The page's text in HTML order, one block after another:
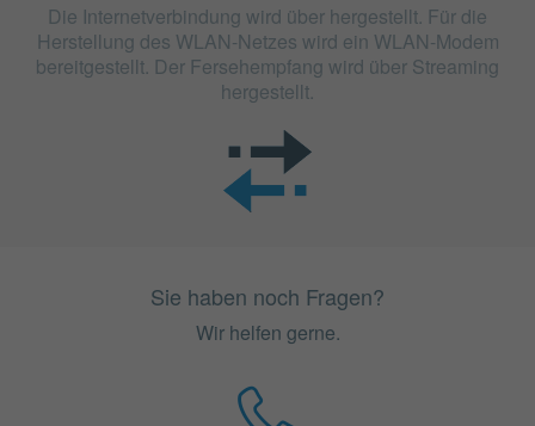
Die Internetverbindung wird über hergestellt. Für die
Herstellung des WLAN-Netzes wird ein WLAN-Modem
bereitgestellt. Der Fersehempfang wird über Streaming
hergestellt.
Sie haben noch Fragen?
Wir helfen gerne.